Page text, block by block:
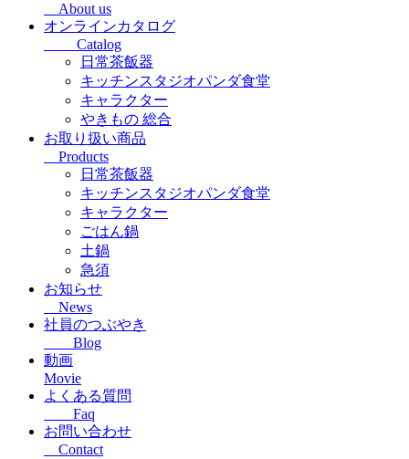
About us
オンラインカタログ
Catalog
日常茶飯器
キッチンスタジオパンダ食堂
キャラクター
やきもの 総合
お取り扱い商品
Products
日常茶飯器
キッチンスタジオパンダ食堂
キャラクター
ごはん鍋
土鍋
急須
お知らせ
News
社員のつぶやき
Blog
動画
Movie
よくある質問
Faq
お問い合わせ
Contact